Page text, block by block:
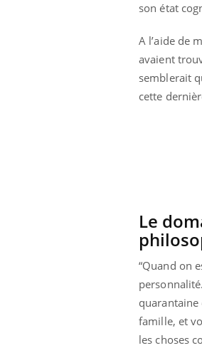
son état
A l’aide de
avaient
semblerait
cette
Le
“Quand on
quarantaine
famille, et
les choses
Eczéma Chronique
préparer pour l’été !
L'été arrive… et avec
rythme de vie !
soleil, activités en